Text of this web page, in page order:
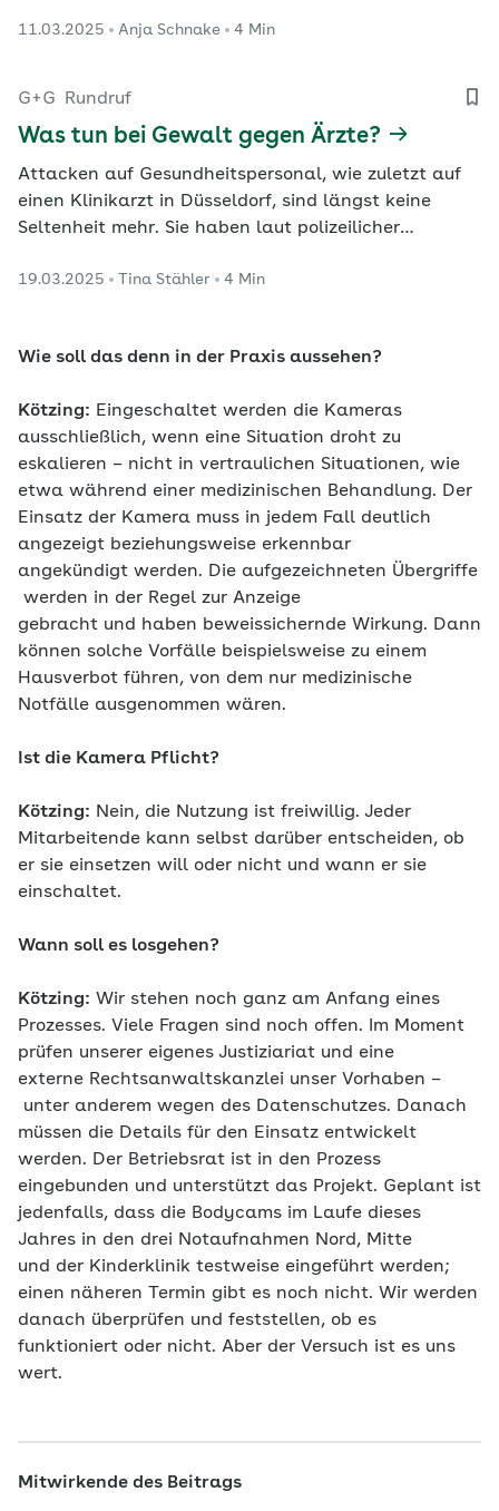
Klinikum Leverkusen entwickelt.
11.03.2025 Anja Schnake 4 Min
G+G Rundruf
Was tun bei Gewalt gegen Ärzte?
Attacken auf Gesundheitspersonal, wie zuletzt auf
einen Klinikarzt in Düsseldorf, sind längst keine
Seltenheit mehr. Sie haben laut polizeilicher
strengere Regeln vonnöten?
19.03.2025 Tina Stähler 4 Min
Wie soll das denn in der Praxis aussehen?
Kötzing: Eingeschaltet werden die Kameras
ausschließlich, wenn eine Situation droht zu
eskalieren – nicht in vertraulichen Situationen, wie
etwa während einer medizinischen Behandlung. Der
Einsatz der Kamera muss in jedem Fall deutlich
angezeigt beziehungsweise erkennbar
angekündigt werden. Die aufgezeichneten Übergriffe
werden in der Regel zur Anzeige
gebracht und haben beweissichernde Wirkung. Dann
können solche Vorfälle beispielsweise zu einem
Hausverbot führen, von dem nur medizinische
Notfälle ausgenommen wären.
Ist die Kamera Pflicht?
Kötzing: Nein, die Nutzung ist freiwillig. Jeder
Mitarbeitende kann selbst darüber entscheiden, ob
er sie einsetzen will oder nicht und wann er sie
einschaltet.
Wann soll es losgehen?
Kötzing: Wir stehen noch ganz am Anfang eines
Prozesses. Viele Fragen sind noch offen. Im Moment
prüfen unserer eigenes Justiziariat und eine
externe Rechtsanwaltskanzlei unser Vorhaben –
unter anderem wegen des Datenschutzes. Danach
müssen die Details für den Einsatz entwickelt
werden. Der Betriebsrat ist in den Prozess
eingebunden und unterstützt das Projekt. Geplant ist
jedenfalls, dass die Bodycams im Laufe dieses
Jahres in den drei Notaufnahmen Nord, Mitte
und der Kinderklinik testweise eingeführt werden;
einen näheren Termin gibt es noch nicht. Wir werden
danach überprüfen und feststellen, ob es
funktioniert oder nicht. Aber der Versuch ist es uns
wert.
Mitwirkende des Beitrags